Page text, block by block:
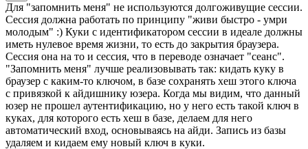
Для "запомнить меня" не используются долгоживущие сессии.
Сессия должна работать по принципу "живи быстро - умри
молодым" :) Куки с идентификатором сессии в идеале должны
иметь нулевое время жизни, то есть до закрытия браузера.
Сессия она на то и сессия, что в переводе означает "сеанс".
"Запомнить меня" лучше реализовывать так: кидать куку в
браузер с каким-то ключом, в базе сохранять хеш этого ключа
с привязкой к айдишнику юзера. Когда мы видим, что данный
юзер не прошел аутентификацию, но у него есть такой ключ в
куках, для которого есть хеш в базе, делаем для него
автоматический вход, основываясь на айди. Запись из базы
удаляем и кидаем ему новый ключ в куки.